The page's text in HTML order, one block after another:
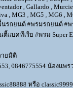
, Gallardo ,
, MG3 , MG5 , MG6 ,
รถยนต์ #พรมรถยนต์ #พ
แบคทีเรีย #พรม Super
ยมิติ
0846775554 น้องแพ
หรือ